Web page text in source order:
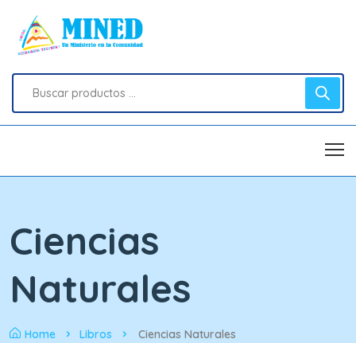
Ciencias
Naturales
Home Libros Ciencias Naturales